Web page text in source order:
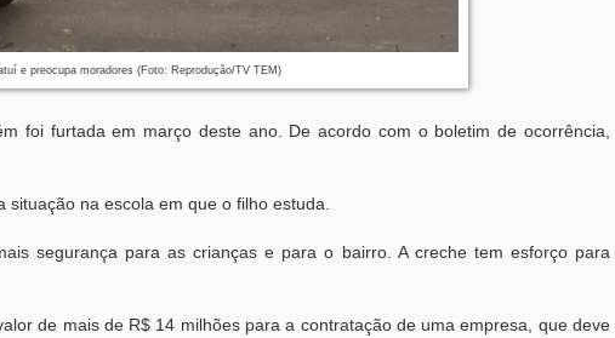
e preocupa moradores (Foto: Reprodução/TV TEM)
foi furtada em março deste ano. De acordo com o boletim de ocorrência,
situação na escola em que o filho estuda.
segurança para as crianças e para o bairro. A creche tem esforço para
de mais de R$ 14 milhões para a contratação de uma empresa, que deve